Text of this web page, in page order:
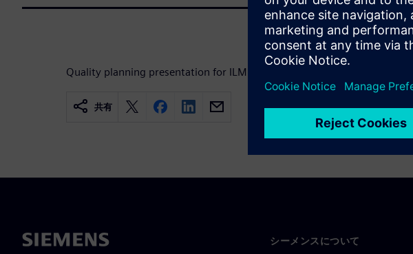
Quality planning presentation for ILM for Electronics
共有
シーメンスについて